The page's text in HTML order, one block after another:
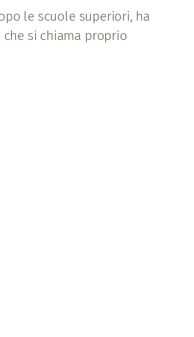
le scuole superiori, ha
si chiama proprio